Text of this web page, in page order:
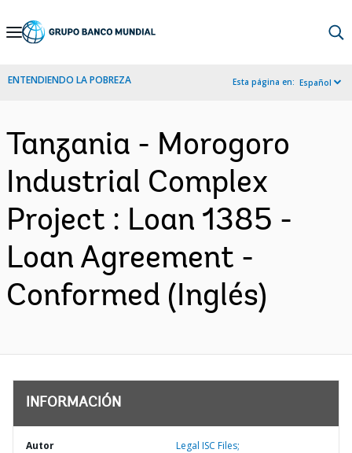
Skip
Navigation
ENTENDIENDO LA POBREZA Esta página en: Español
Tanzania - Morogoro
Industrial Complex
Project : Loan 1385 -
Loan Agreement -
Conformed (Inglés)
INFORMACIÓN
Autor Legal ISC Files;